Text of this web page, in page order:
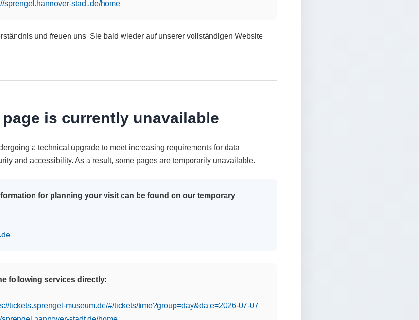
sprengel.hannover-stadt.de/home
und freuen uns, Sie bald wieder auf unserer vollständigen Website
is currently unavailable
a technical upgrade to meet increasing requirements for data
and accessibility. As a result, some pages are temporarily unavailable.
for planning your visit can be found on our temporary
following services directly:
tickets.sprengel-museum.de/#/tickets/time?group=day&date=2026-07-07